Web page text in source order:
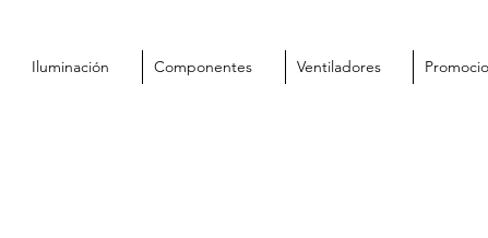
Iluminación Componentes Ventiladores